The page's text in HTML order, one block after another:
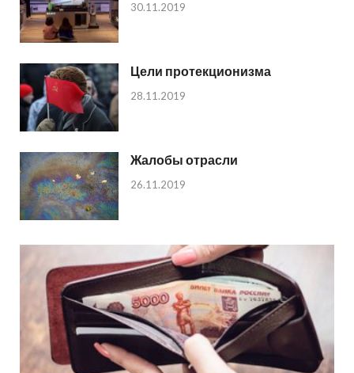
30.11.2019
Цели протекционизма
28.11.2019
Жалобы отрасли
26.11.2019